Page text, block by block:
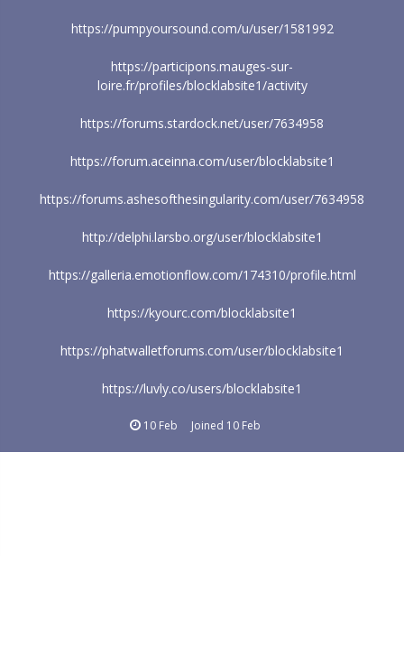
https://pumpyoursound.com/u/user/1581992
https://participons.mauges-sur-
loire.fr/profiles/blocklabsite1/activity
https://forums.stardock.net/user/7634958
https://forum.aceinna.com/user/blocklabsite1
https://forums.ashesofthesingularity.com/user/7634958
http://delphi.larsbo.org/user/blocklabsite1
https://galleria.emotionflow.com/174310/profile.html
https://kyourc.com/blocklabsite1
https://phatwalletforums.com/user/blocklabsite1
https://luvly.co/users/blocklabsite1
10 Feb Joined 10 Feb